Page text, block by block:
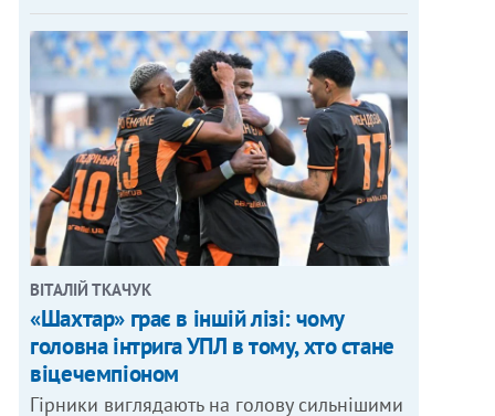
ВІТАЛІЙ ТКАЧУК
«Шахтар» грає в іншій лізі: чому
головна інтрига УПЛ в тому, хто стане
віцечемпіоном
Гірники виглядають на голову сильнішими